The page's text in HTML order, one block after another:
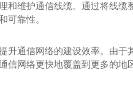
和维护通信线缆。通过将线
可靠性。
升通信网络的建设效率。由
信网络更快地覆盖到更多的地